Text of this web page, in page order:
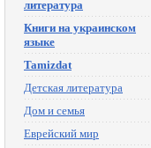
литература
Книги на украинском
языке
Tamizdat
Детская литература
Дом и семья
Еврейский мир